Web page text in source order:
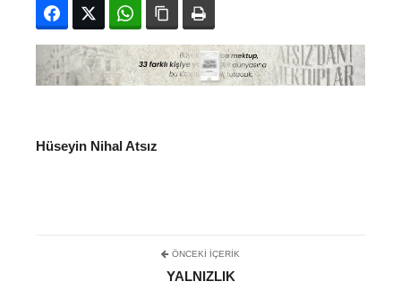
FacebookTwitter WhatsAppBağlanıyı kopyala
Hüseyin Nihal Atsız
ÖNCEKI İÇERIK
YALNIZLIK